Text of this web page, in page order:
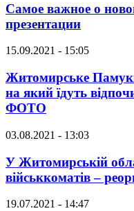
Самое важное о
презентации
15.09.2021 - 15:05
Житомирське
на який їдуть
ФОТО
03.08.2021 - 13:03
У Житомирській
військкоматів –
19.07.2021 - 14:47